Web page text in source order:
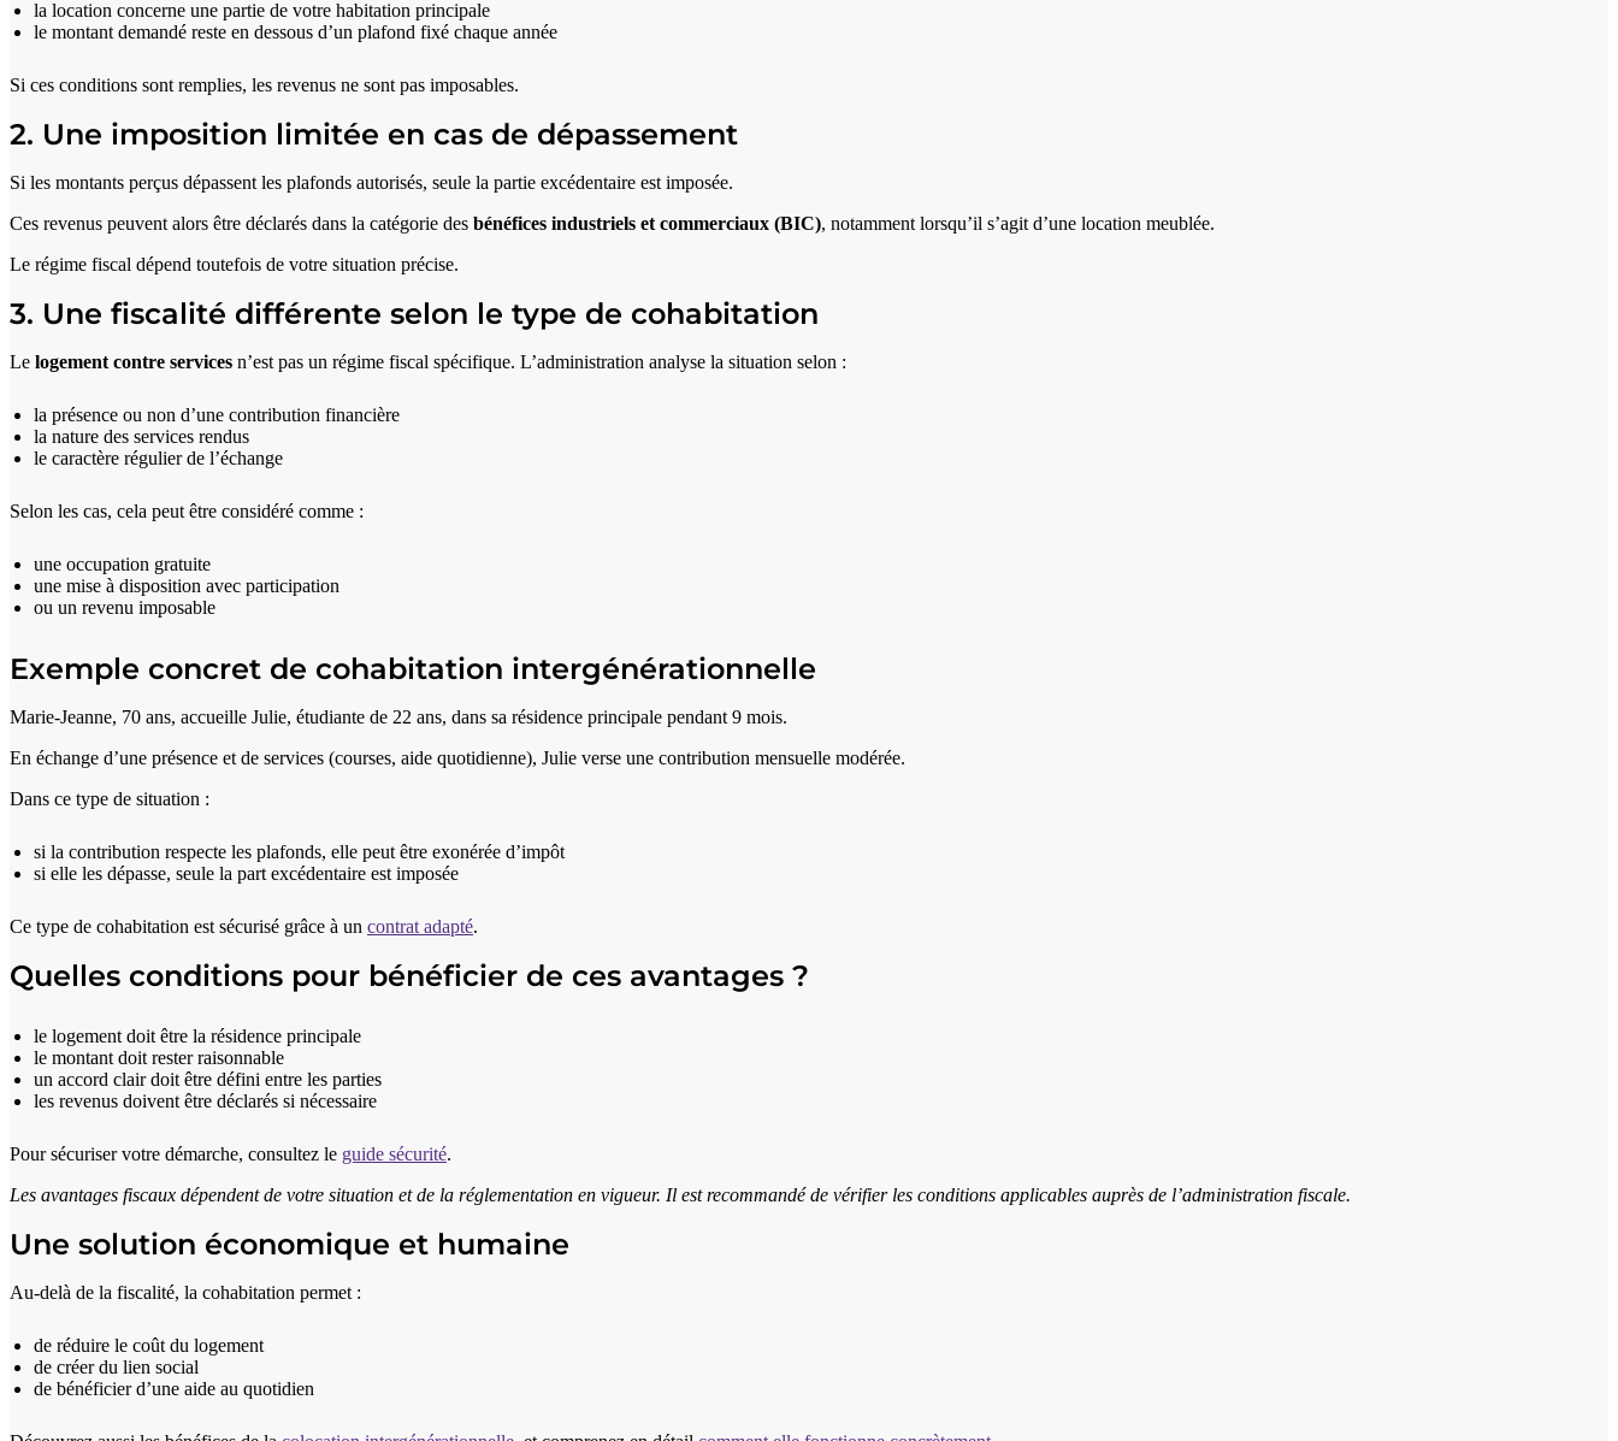
la location concerne une partie de votre habitation principale
le montant demandé reste en dessous d’un plafond fixé chaque année
Si ces conditions sont remplies, les revenus ne sont pas imposables.
2. Une imposition limitée en cas de dépassement
Si les montants perçus dépassent les plafonds autorisés, seule la partie excédentaire est imposée.
Ces revenus peuvent alors être déclarés dans la catégorie des bénéfices industriels et commerciaux (BIC), notamment lorsqu’il s’agit d’une location meublée.
Le régime fiscal dépend toutefois de votre situation précise.
3. Une fiscalité différente selon le type de cohabitation
Le logement contre services n’est pas un régime fiscal spécifique. L’administration analyse la situation selon :
la présence ou non d’une contribution financière
la nature des services rendus
le caractère régulier de l’échange
Selon les cas, cela peut être considéré comme :
une occupation gratuite
une mise à disposition avec participation
ou un revenu imposable
Exemple concret de cohabitation intergénérationnelle
Marie-Jeanne, 70 ans, accueille Julie, étudiante de 22 ans, dans sa résidence principale pendant 9 mois.
En échange d’une présence et de services (courses, aide quotidienne), Julie verse une contribution mensuelle modérée.
Dans ce type de situation :
si la contribution respecte les plafonds, elle peut être exonérée d’impôt
si elle les dépasse, seule la part excédentaire est imposée
Ce type de cohabitation est sécurisé grâce à un contrat adapté.
Quelles conditions pour bénéficier de ces avantages ?
le logement doit être la résidence principale
le montant doit rester raisonnable
un accord clair doit être défini entre les parties
les revenus doivent être déclarés si nécessaire
Pour sécuriser votre démarche, consultez le guide sécurité.
Les avantages fiscaux dépendent de votre situation et de la réglementation en vigueur. Il est recommandé de vérifier les conditions applicables auprès de l’administration fiscale.
Une solution économique et humaine
Au-delà de la fiscalité, la cohabitation permet :
de réduire le coût du logement
de créer du lien social
de bénéficier d’une aide au quotidien